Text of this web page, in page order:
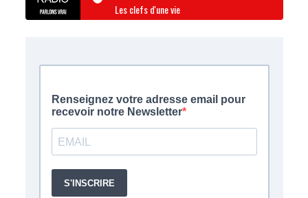
Les clefs d'une vie